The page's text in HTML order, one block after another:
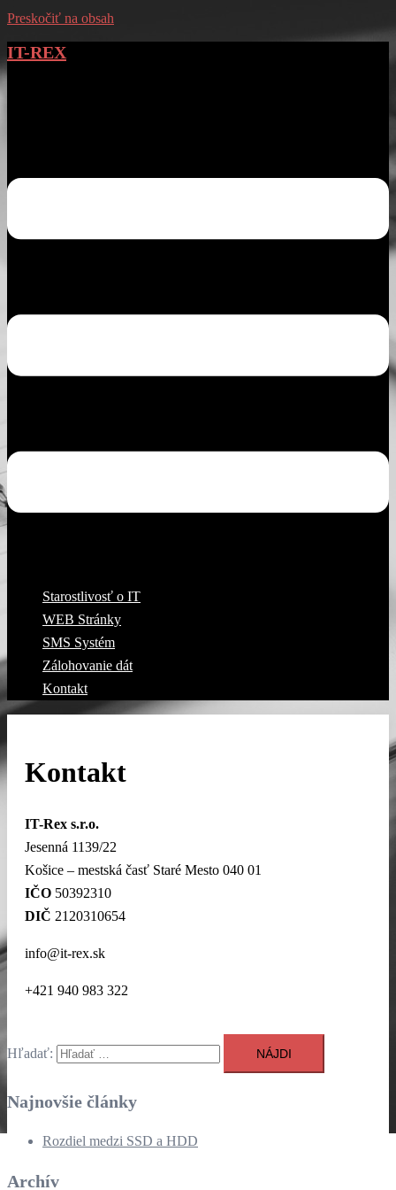
Preskočiť na obsah
IT-REX
Starostlivosť o IT
WEB Stránky
SMS Systém
Zálohovanie dát
Kontakt
Kontakt
IT-Rex s.r.o.
Jesenná 1139/22
Košice – mestská časť Staré Mesto 040 01
IČO 50392310
DIČ 2120310654
info@it-rex.sk
+421 940 983 322
Hľadať:
Najnovšie články
Rozdiel medzi SSD a HDD
Archív